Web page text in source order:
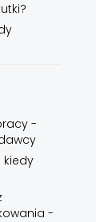
-
kiedy
-